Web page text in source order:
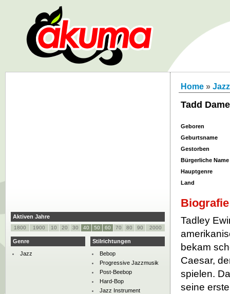
Home » Jazz
Tadd
Geboren
Geburtsname
Gestorben
Bürgerliche Name
Hauptgenre
Land
Biografie
Tadley
bekam
Caesar,
spielen.
seine
Aktiven Jahre
1800 1900 10 20 30 40 50 60 70 80 90 2000
Genre
Jazz
Stilrichtungen
Bebop
Progressive Jazzmusik
Post-Beebop
Hard-Bop
Jazz Instrument